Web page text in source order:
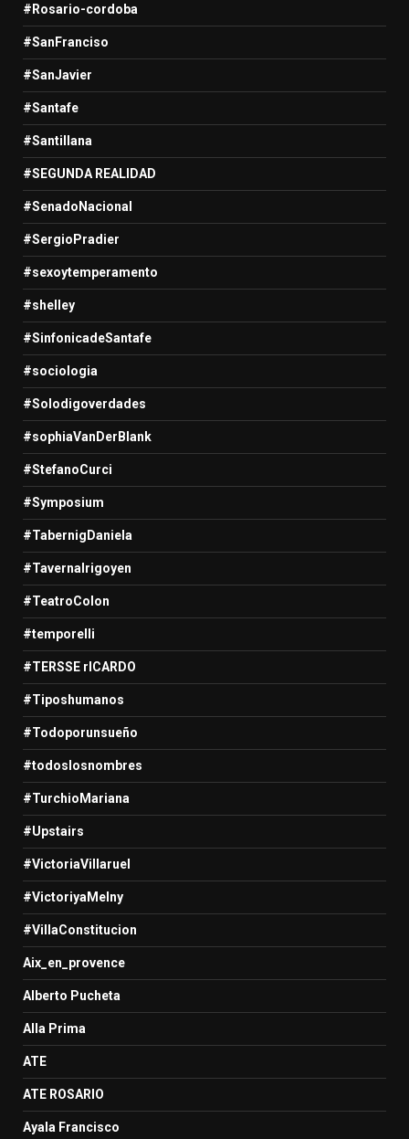
#Rosario-cordoba
#SanFranciso
#SanJavier
#Santafe
#Santillana
#SEGUNDA REALIDAD
#SenadoNacional
#SergioPradier
#sexoytemperamento
#shelley
#SinfonicadeSantafe
#sociologia
#Solodigoverdades
#sophiaVanDerBlank
#StefanoCurci
#Symposium
#TabernigDaniela
#TavernaIrigoyen
#TeatroColon
#temporelli
#TERSSE rICARDO
#Tiposhumanos
#Todoporunsueño
#todoslosnombres
#TurchioMariana
#Upstairs
#VictoriaVillaruel
#VictoriyaMelny
#VillaConstitucion
Aix_en_provence
Alberto Pucheta
Alla Prima
ATE
ATE ROSARIO
Ayala Francisco